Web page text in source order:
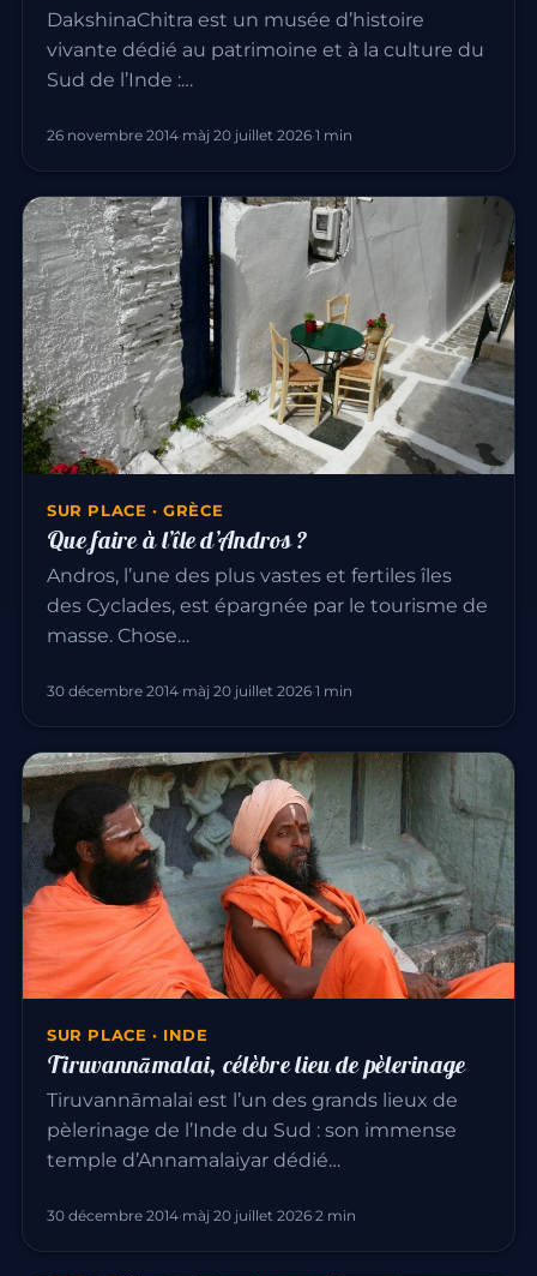
DakshinaChitra est un musée d’histoire
vivante dédié au patrimoine et à la culture du
Sud de l’Inde :…
26 novembre 2014·màj 20 juillet 2026·1 min
SUR PLACE · GRÈCE
Que faire à l’île d’Andros ?
Andros, l’une des plus vastes et fertiles îles
des Cyclades, est épargnée par le tourisme de
masse. Chose…
30 décembre 2014·màj 20 juillet 2026·1 min
SUR PLACE · INDE
Tiruvannāmalai, célèbre lieu de pèlerinage
Tiruvannāmalai est l’un des grands lieux de
pèlerinage de l’Inde du Sud : son immense
temple d’Annamalaiyar dédié…
30 décembre 2014·màj 20 juillet 2026·2 min